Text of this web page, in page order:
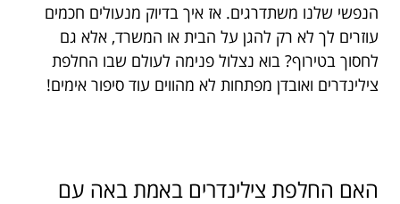
הנפשי שלנו משתדרגים. אז איך בדיוק מנעולים חכמים
עוזרים לך לא רק להגן על הבית או המשרד, אלא גם
לחסוך בטירוף? בוא נצלול פנימה לעולם שבו החלפת
צילינדרים ואובדן מפתחות לא מהווים עוד סיפור אימים!
האם החלפת צילינדרים באמת באה עם